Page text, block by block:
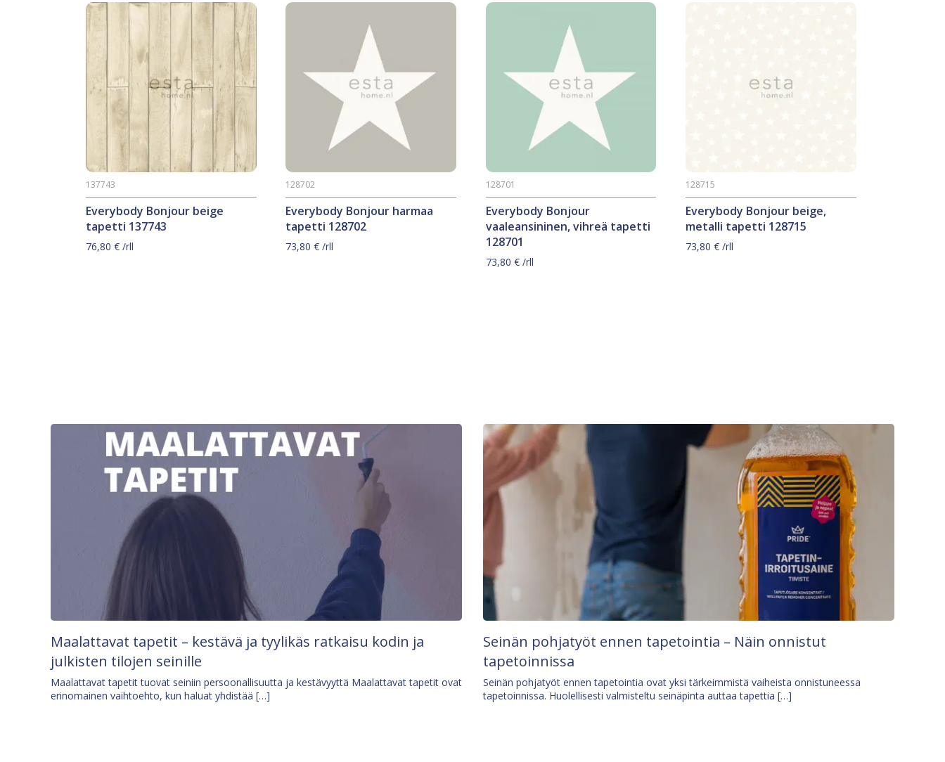
Everybody Bonjour beige
tapetti 137743
137743
76,80 € /rll
Everybody Bonjour harmaa
tapetti 128702
128702
73,80€ /rll
Everybody Bonjour
vaaleansininen, vihreä tapetti
128701
128701
73,80 €/rll
Everybody Bonjour beige,
metalli tapetti 128715
128715
73,80€ /rll
Maalattavat tapetit – kestävä ja tyylikäs ratkaisu kodin ja
julkisten tilojen seinille
Maalattavat tapetit tuovat seiniin persoonallisuutta ja kestävyyttä Maalattavat tapetit ovat
erinomainen vaihtoehto, kun haluat yhdistää […]
Seinän pohjatyöt ennen tapetointia – Näin onnistut
tapetoinnissa
Seinän pohjatyöt ennen tapetointia ovat yksi tärkeimmistä vaiheista onnistuneessa
tapetoinnissa. Huolellisesti valmisteltu seinäpinta auttaa tapettia […]